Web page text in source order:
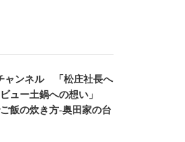
ャンネル 「松庄社長へ
ュー土鍋への想い」
ご飯の炊き方-奥田家の台